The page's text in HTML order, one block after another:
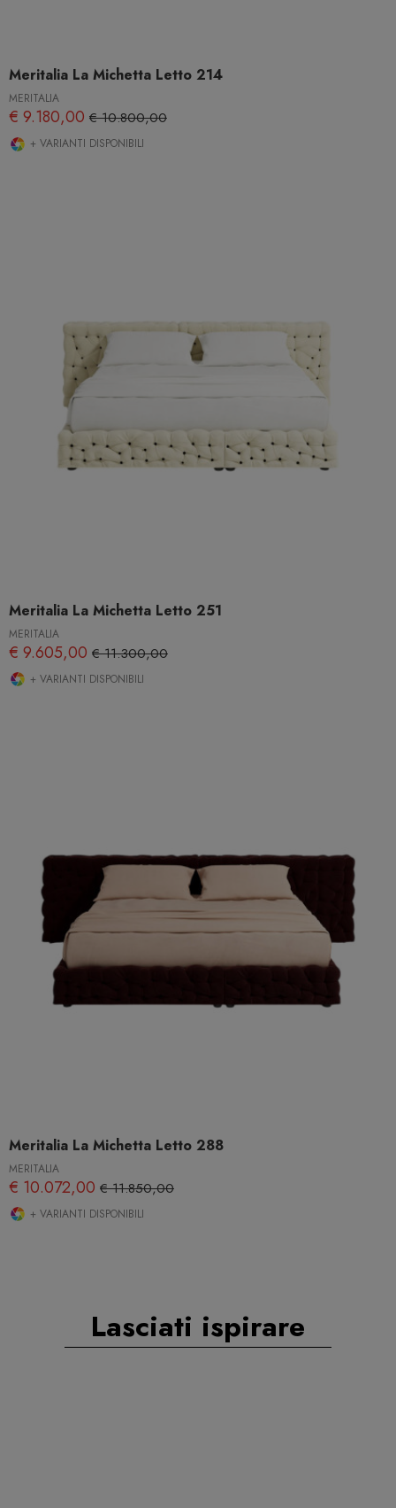
Meritalia La Michetta Letto 214
MERITALIA
€ 9.180,00 € 10.800,00
+ VARIANTI DISPONIBILI
Meritalia La Michetta Letto 251
MERITALIA
€ 9.605,00 € 11.300,00
+ VARIANTI DISPONIBILI
Meritalia La Michetta Letto 288
MERITALIA
€ 10.072,00 € 11.850,00
+ VARIANTI DISPONIBILI
Lasciati ispirare